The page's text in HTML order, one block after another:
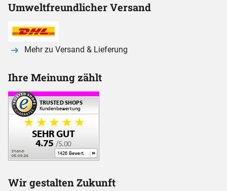
Umweltfreundlicher Versand
Mehr zu Versand & Lieferung
Ihre Meinung zählt
Wir gestalten Zukunft